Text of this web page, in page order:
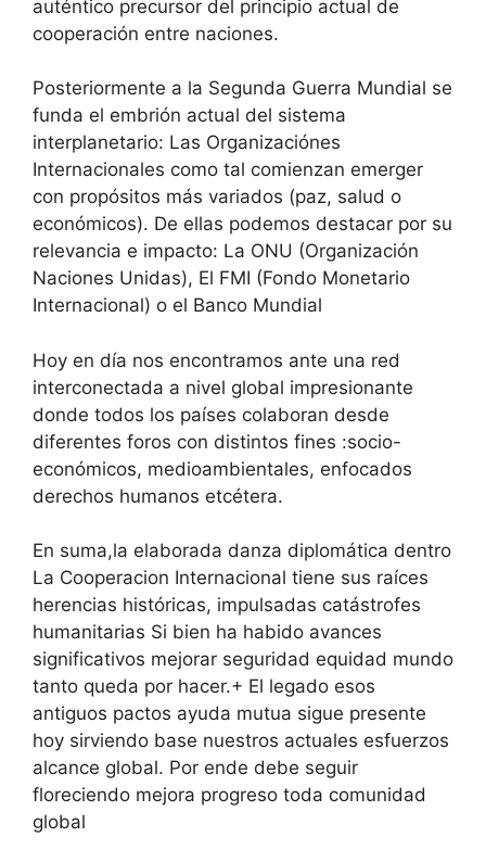
auténtico precursor del principio actual de
cooperación entre naciones.
Posteriormente a la Segunda Guerra Mundial se
funda el embrión actual del sistema
interplanetario: Las Organizaciónes
Internacionales como tal comienzan emerger
con propósitos más variados (paz, salud o
económicos). De ellas podemos destacar por su
relevancia e impacto: La ONU (Organización
Naciones Unidas), El FMI (Fondo Monetario
Internacional) o el Banco Mundial
Hoy en día nos encontramos ante una red
interconectada a nivel global impresionante
donde todos los países colaboran desde
diferentes foros con distintos fines :socio-
económicos, medioambientales, enfocados
derechos humanos etcétera.
En suma,la elaborada danza diplomática dentro
La Cooperacion Internacional tiene sus raíces
herencias históricas, impulsadas catástrofes
humanitarias Si bien ha habido avances
significativos mejorar seguridad equidad mundo
tanto queda por hacer.+ El legado esos
antiguos pactos ayuda mutua sigue presente
hoy sirviendo base nuestros actuales esfuerzos
alcance global. Por ende debe seguir
floreciendo mejora progreso toda comunidad
global